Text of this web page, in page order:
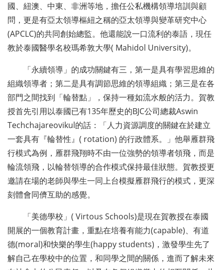
國、紐澳、中東、非洲等地，擔任公私機構領導培訓與顧
問，更是有亞太領導樞紐之稱的亞太領導與變革研究中心
(APCLC)的共同創始總監。他還能說一口流利的泰語，現任
教於泰國醫學名校瑪希敦大學( Mahidol University)。
「永續領導」的成功關鍵有三，第一是具有學習思維的
組織領導者；第二是具有調節思維的領導組織；第三是在各
部門之間找到「輪替點」，保持一種如流水般的活力。賀教
授首先引用以泰國已有135年歷史的BJC公司總裁Aswin
Techchajareovikul的話：「人力資源調度的關鍵在於建立
一套具有『輪替性』( rotation) 的行政體系。」他舉雁群飛
行模式為例，雁群飛翔時不由一位強勢的領導者領飛，而是
輪流領飛，以輪替領導的合作模式保持最佳狀態。賀教授更
邀請在場的老師與學生一同上台模擬雁群飛行的模式，更深
刻體會同儕互助的感覺。
「美德學校」( Virtous Schools)是現在賀教授在泰國
開展的一個教育計畫，重點在培養有能力(capable)、有道
德(moral)和快樂的學生(happy students)，激發學生先了
解自己在學校中的位置，和同學之間的關係，進而了解未來